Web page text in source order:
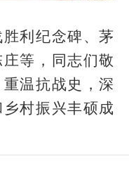
利纪念碑、茅
庄等 ，同志们敬
重温抗战史，深
乡村振兴丰硕成
里， 党员们